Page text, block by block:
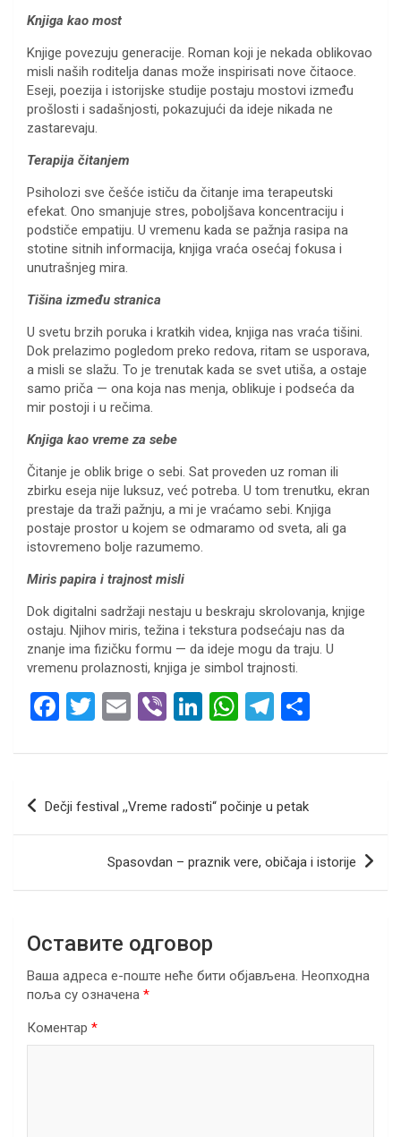
Knjiga kao most
Knjige povezuju generacije. Roman koji je nekada oblikovao
misli naših roditelja danas može inspirisati nove čitaoce.
Eseji, poezija i istorijske studije postaju mostovi između
prošlosti i sadašnjosti, pokazujući da ideje nikada ne
zastarevaju.
Terapija čitanjem
Psiholozi sve češće ističu da čitanje ima terapeutski
efekat. Ono smanjuje stres, poboljšava koncentraciju i
podstiče empatiju. U vremenu kada se pažnja rasipa na
stotine sitnih informacija, knjiga vraća osećaj fokusa i
unutrašnjeg mira.
Tišina između stranica
U svetu brzih poruka i kratkih videa, knjiga nas vraća tišini.
Dok prelazimo pogledom preko redova, ritam se usporava,
a misli se slažu. To je trenutak kada se svet utiša, a ostaje
samo priča — ona koja nas menja, oblikuje i podseća da
mir postoji i u rečima.
Knjiga kao vreme za sebe
Čitanje je oblik brige o sebi. Sat proveden uz roman ili
zbirku eseja nije luksuz, već potreba. U tom trenutku, ekran
prestaje da traži pažnju, a mi je vraćamo sebi. Knjiga
postaje prostor u kojem se odmaramo od sveta, ali ga
istovremeno bolje razumemo.
Miris papira i trajnost misli
Dok digitalni sadržaji nestaju u beskraju skrolovanja, knjige
ostaju. Njihov miris, težina i tekstura podsećaju nas da
znanje ima fizičku formu — da ideje mogu da traju. U
vremenu prolaznosti, knjiga je simbol trajnosti.
F
ce
b
o
T
tt
er
E
ail
Vi
er
Li
ke
dI
n
W
at
s
A
p
T
e
a
m
ar
Кретање
чланка
Dečji festival ,,Vreme radosti“ počinje u petak
Spasovdan – praznik vere, običaja i istorije
Оставите одговор
Ваша адреса е-поште неће бити објављена. Неопходна
поља су означена *
Коментар *